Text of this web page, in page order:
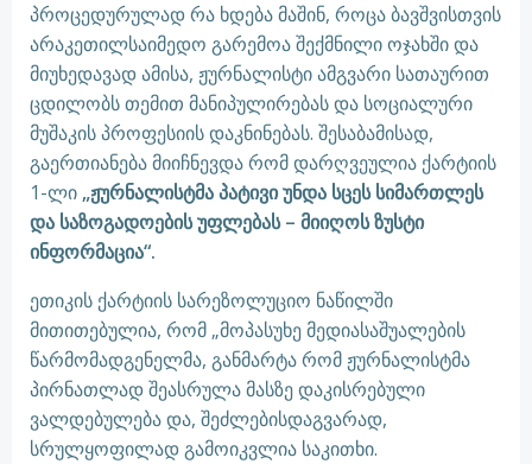
პროცედურულად რა ხდება მაშინ, როცა ბავშვისთვის
არაკეთილსაიმედო გარემოა შექმნილი ოჯახში და
მიუხედავად ამისა, ჟურნალისტი ამგვარი სათაურით
ცდილობს თემით მანიპულირებას და სოციალური
მუშაკის პროფესიის დაკნინებას. შესაბამისად,
გაერთიანება მიიჩნევდა რომ დარღვეულია ქარტიის
1-ლი „ჟურნალისტმა პატივი უნდა სცეს სიმართლეს
და საზოგადოების უფლებას – მიიღოს ზუსტი
ინფორმაცია“.
ეთიკის ქარტიის სარეზოლუციო ნაწილში
მითითებულია, რომ „მოპასუხე მედიასაშუალების
წარმომადგენელმა, განმარტა რომ ჟურნალისტმა
პირნათლად შეასრულა მასზე დაკისრებული
ვალდებულება და, შეძლებისდაგვარად,
სრულყოფილად გამოიკვლია საკითხი.